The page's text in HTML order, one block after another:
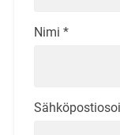
Nimi *